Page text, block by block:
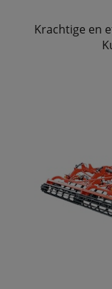
Krachtige en